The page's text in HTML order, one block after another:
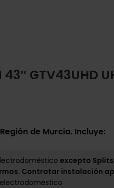
43″ GTV43UHD
de Murcia. Incluye:
excepto
Contratar instalación